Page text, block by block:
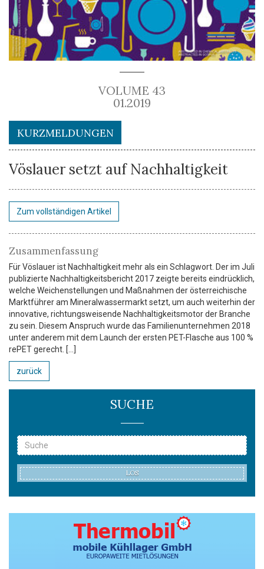
VOLUME 43
01.2019
KURZMELDUNGEN
Vöslauer setzt auf Nachhaltigkeit
Zum vollständigen Artikel
Zusammenfassung
Für Vöslauer ist Nachhaltigkeit mehr als ein Schlagwort. Der im Juli
publizierte Nachhaltigkeitsbericht 2017 zeigte bereits eindrücklich,
welche Weichenstellungen und Maßnahmen der österreichische
Marktführer am Mineralwassermarkt setzt, um auch weiterhin der
innovative, richtungsweisende Nachhaltigkeitsmotor der Branche
zu sein. Diesem Anspruch wurde das Familienunternehmen 2018
unter anderem mit dem Launch der ersten PET-Flasche aus 100 %
rePET gerecht. [...]
zurück
SUCHE
LOS